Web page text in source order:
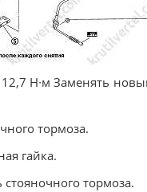
Н∙м Заменять
тормоза.
гайка.
тормоза.